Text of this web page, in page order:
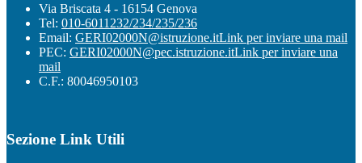
Via Briscata 4 - 16154 Genova
Tel: 010-6011232/234/235/236
Email: GERI02000N@istruzione.itLink per inviare una mail
PEC: GERI02000N@pec.istruzione.itLink per inviare una
mail
C.F.: 80046950103
Sezione Link Utili